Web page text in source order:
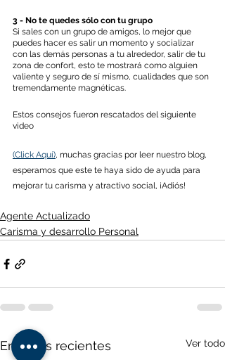
3 - No te quedes sólo con tu grupo
Si sales con un grupo de amigos, lo mejor que
puedes hacer es salir un momento y socializar
con las demás personas a tu alrededor, salir de tu
zona de confort, esto te mostrará como alguien
valiente y seguro de sí mismo, cualidades que son
tremendamente magnéticas.
Estos consejos fueron rescatados del siguiente
video
(Click Aquí), muchas gracias por leer nuestro blog,
esperamos que este te haya sido de ayuda para
mejorar tu carisma y atractivo social, ¡Adiós!
Agente Actualizado
Carisma y desarrollo Personal
Entradas recientes Ver todo